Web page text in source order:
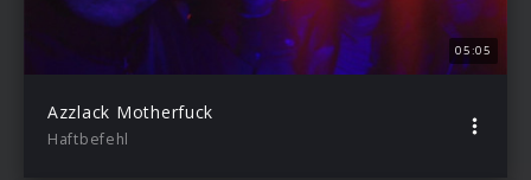
05:05
Azzlack Motherfuck
Haftbefehl